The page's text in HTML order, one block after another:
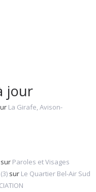
jour
La Girafe, Avison-
sur Paroles et Visages
sur Le Quartier Bel-Air Sud